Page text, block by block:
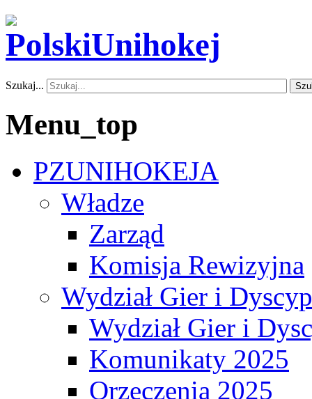
Szukaj...
Menu_top
PZUNIHOKEJA
Władze
Zarząd
Komisja Rewizyjna
Wydział Gier i
Wydział Gier i
Komunikaty 2025
Orzeczenia 2025